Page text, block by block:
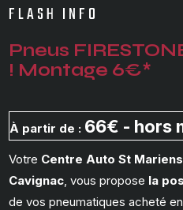
FLASH INFO
Pneus
! Montage 6€*
À partir de : 66€ - hors
Votre Centre Auto St Mariens
Cavignac, vous propose la
de vos pneumatiques acheté